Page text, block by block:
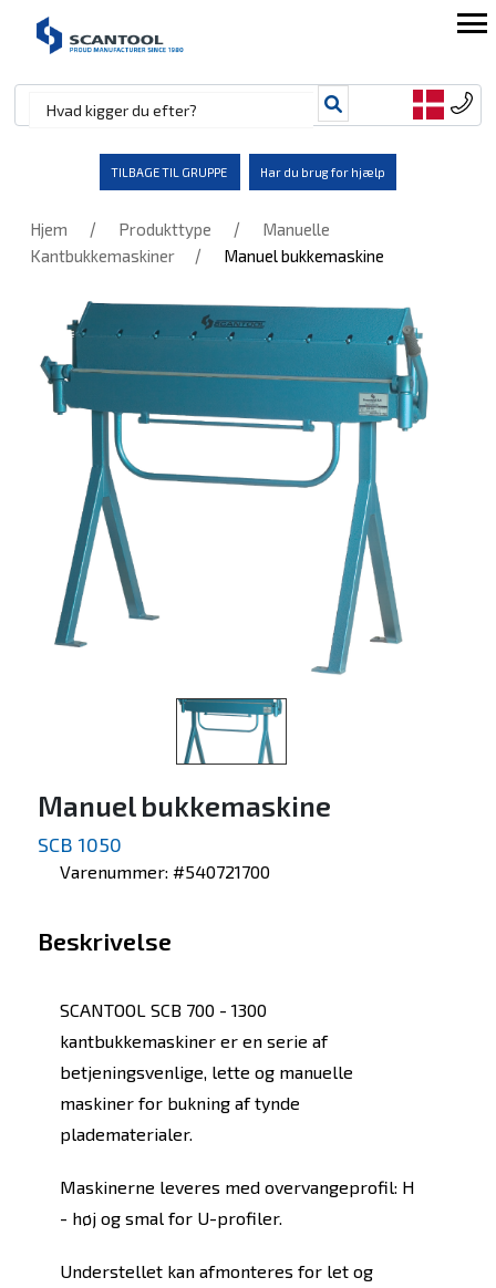
TILBAGE TIL GRUPPE Har du brug for hjælp
Hjem / Produkttype /
Manuelle
Kantbukkemaskiner
/ Manuel bukkemaskine
Manuel bukkemaskine
SCB 1050
Varenummer: #540721700
Beskrivelse
SCANTOOL SCB 700 - 1300
kantbukkemaskiner er en serie af
betjeningsvenlige, lette og manuelle
maskiner for bukning af tynde
pladematerialer.
Maskinerne leveres med overvangeprofil: H
- høj og smal for U-profiler.
Understellet kan afmonteres for let og